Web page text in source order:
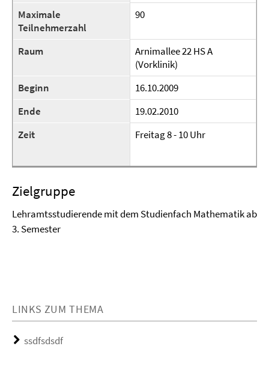
Maximale
Teilnehmerzahl
90
Raum
Arnimallee 22 HS A
(Vorklinik)
Beginn
16.10.2009
Ende
19.02.2010
Zeit
Freitag 8 - 10 Uhr
Zielgruppe
Lehramtsstudierende mit dem Studienfach Mathematik ab
3. Semester
LINKS ZUM THEMA
ssdfsdsdf